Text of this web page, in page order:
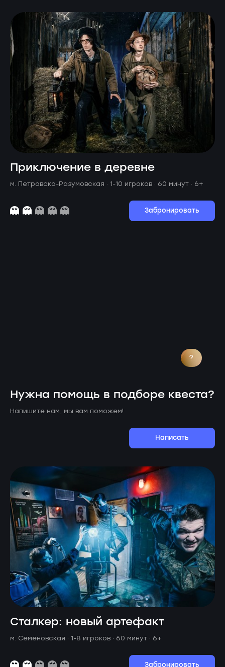
Приключение в деревне
м. Петровско-Разумовская · 1-10 игроков · 60 минут · 6+
Забронировать
?
Нужна помощь в подборе квеста?
Напишите нам, мы вам поможем!
Написать
Сталкер: новый артефакт
м. Семеновская · 1-8 игроков · 60 минут · 6+